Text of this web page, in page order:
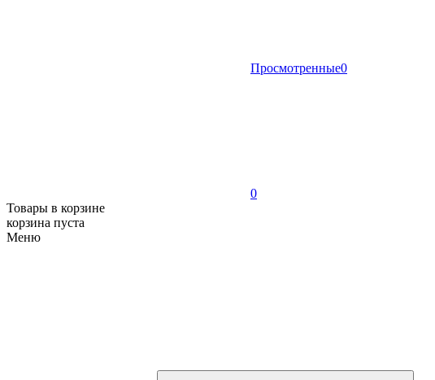
Просмотренные0
0
Товары в корзине
корзина пуста
Меню